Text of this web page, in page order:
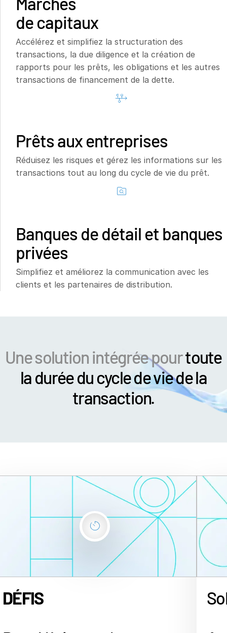
Italiano
Dutch
de capitaux
Accélérez et simplifiez la structuration des
transactions, la due diligence et la création de
rapports pour les prêts, les obligations et les autres
transactions de financement de la dette.
Prêts aux entreprises
Réduisez les risques et gérez les informations sur les
transactions tout au long du cycle de vie du prêt.
Banques de détail et banques
privées
Simplifiez et améliorez la communication avec les
clients et les partenaires de distribution.
Une solution intégrée pourtoute
la durée du cycle de vie de la
transaction.
DÉFIS